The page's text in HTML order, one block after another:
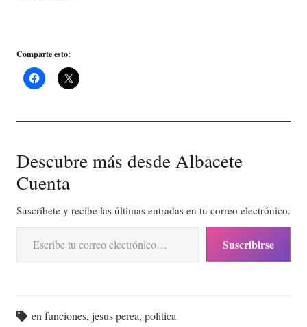
Comparte esto:
Descubre más desde Albacete
Cuenta
Suscríbete y recibe las últimas entradas en tu correo electrónico.
Escribe tu correo electrónico…
Suscribirse
en funciones,jesus perea,politica